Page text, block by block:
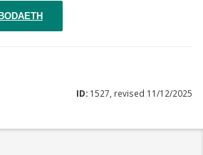
ID: 1527, revised 11/12/2025